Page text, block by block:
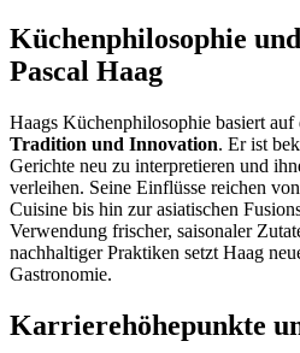
Küchenphilosophie
Pascal Haag
Haags Küchenphilosophie basiert
Tradition und Innovation. Er ist
Gerichte neu zu interpretieren und
verleihen. Seine Einflüsse reichen
Cuisine bis hin zur asiatischen
Verwendung frischer, saisonaler
nachhaltiger Praktiken setzt Haag
Gastronomie.
Karrierehöhepunkte